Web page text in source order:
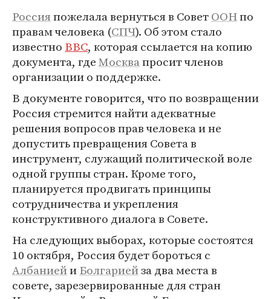
Россияпожелала вернуться в СоветООНпо
правам человека (СПЧ). Об этом стало
известно BBC, которая ссылается на копию
документа, гдеМосквапросит членов
организации о поддержке.
В документе говорится, что по возвращении
Россия стремится найти адекватные
решения вопросов прав человека и не
допустить превращения Совета в
инструмент, служащий политической воле
одной группы стран. Кроме того,
планируется продвигать принципы
сотрудничества и укрепления
конструктивного диалога в Совете.
На следующих выборах, которые состоятся
10 октября, Россия будет бороться с
АлбаниейиБолгариейза два места в
совете, зарезервированные для стран